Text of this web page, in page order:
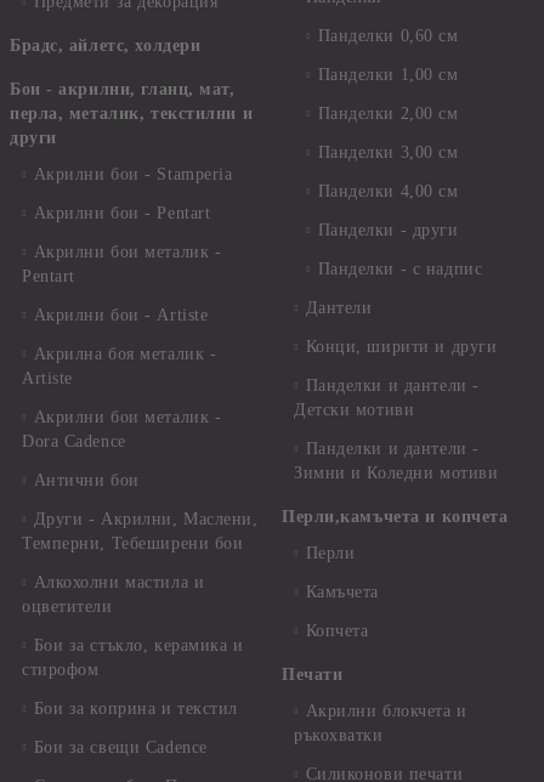
Брадс, айлетс, холдери
Бои - акрилни, гланц, мат,
перла, металик, текстилни и
други
Акрилни бои - Stamperia
Акрилни бои - Pentart
Акрилни бои металик -
Pentart
Акрилни бои - Artiste
Акрилна боя металик -
Artiste
Акрилни бои металик -
Dora Cadence
Антични бои
Други - Акрилни, Маслени,
Темперни, Тебеширени бои
Алкохолни мастила и
оцветители
Бои за стъкло, керамика и
стирофом
Бои за коприна и текстил
Бои за свещи Cadence
Панделки 0,60 см
Панделки 1,00 см
Панделки 2,00 см
Панделки 3,00 см
Панделки 4,00 см
Панделки - други
Панделки - с надпис
Дантели
Конци, ширити и други
Панделки и дантели -
Детски мотиви
Панделки и дантели -
Зимни и Коледни мотиви
Перли,камъчета и копчета
Перли
Камъчета
Копчета
Печати
Акрилни блокчета и
ръкохватки
Силиконови печати